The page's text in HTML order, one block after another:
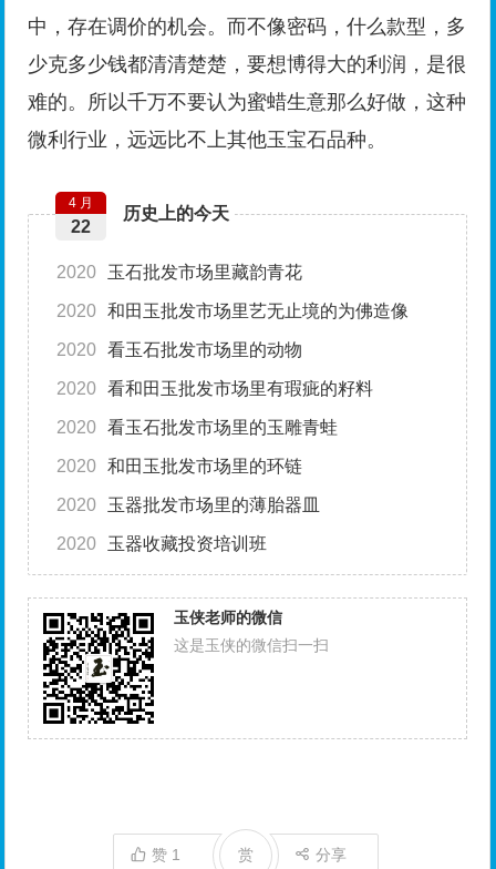
中，存在调价的机会。而不像密码，什么款型，多
少克多少钱都清清楚楚，要想博得大的利润，是很
难的。所以千万不要认为蜜蜡生意那么好做，这种
微利行业，远远比不上其他玉宝石品种。
历史上的今天
4 月
22
2020 玉石批发市场里藏韵青花
2020 和田玉批发市场里艺无止境的为佛造像
2020 看玉石批发市场里的动物
2020 看和田玉批发市场里有瑕疵的籽料
2020 看玉石批发市场里的玉雕青蛙
2020 和田玉批发市场里的环链
2020 玉器批发市场里的薄胎器皿
2020 玉器收藏投资培训班
玉侠老师的微信
这是玉侠的微信扫一扫
赞 1 分享
赏